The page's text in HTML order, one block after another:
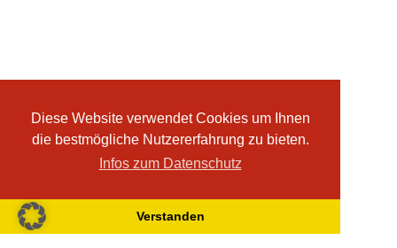
Diese Website verwendet Cookies um Ihnen
die bestmögliche Nutzererfahrung zu bieten.
Infos zum Datenschutz
Verstanden